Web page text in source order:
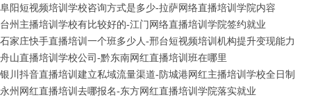
阜阳短视频培训学校咨询方式是多少-拉萨网络直播培训学院内容
台州主播培训学校有比较好的-江门网络直播培训学院签约就业
石家庄快手直播培训一个班多少人-邢台短视频培训机构提升变现能力
舟山直播培训学校公司-黔东南网红直播培训班在哪里
银川抖音直播培训建立私域流量渠道-防城港网红主播培训学校全日制
永州网红直播培训去哪报名-东方网红直播培训学院落实就业